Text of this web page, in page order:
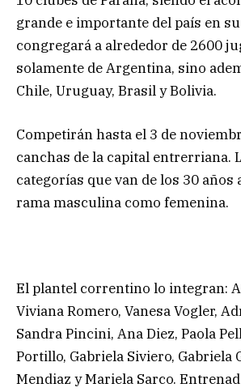
grande e importante del país en
congregará a alrededor de 2600
solamente de Argentina, sino
Chile, Uruguay, Brasil y Bolivia.
Competirán hasta el 3 de
canchas de la capital entrerriana.
categorías que van de los 30 años
rama masculina como femenina.
El plantel correntino lo integran:
Viviana Romero, Vanesa Vogler,
Sandra Pincini, Ana Diez, Paola
Portillo, Gabriela Siviero, Gabriela
Mendiaz y Mariela Sarco.